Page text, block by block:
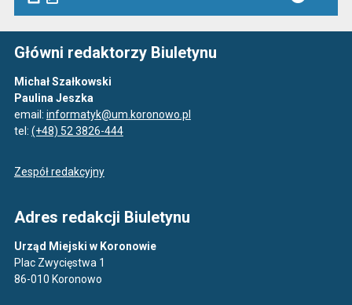
Główni redaktorzy Biuletynu
Michał Szałkowski
Paulina Jeszka
email: informatyk@um.koronowo.pl
tel: (+48) 52 3826-444
Zespół redakcyjny
Adres redakcji Biuletynu
Urząd Miejski w Koronowie
Plac Zwycięstwa 1
86-010 Koronowo